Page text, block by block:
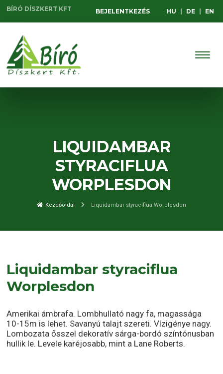
BÍRÓ DÍSZKERT KFT BEJELENTKEZÉS HU DE EN
LIQUIDAMBAR
STYRACIFLUA
WORPLESDON
Kezdőoldal Liquidambar styraciflua Worplesdon
Liquidambar styraciflua
Worplesdon
Amerikai ámbrafa. Lombhullató nagy fa, magassága
10-15m is lehet. Savanyú talajt szereti. Vízigénye nagy.
Lombozata ősszel dekoratív sárga-bordó színtónusban
hullik le. Levele karéjosabb, mint a Lane Roberts.